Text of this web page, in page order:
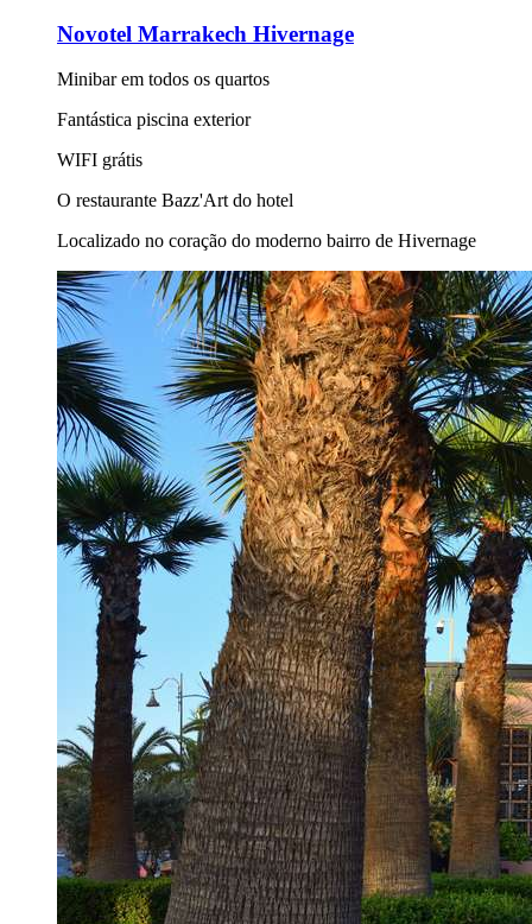
Novotel Marrakech Hivernage
Minibar em todos os quartos
Fantástica piscina exterior
WIFI grátis
O restaurante Bazz'Art do hotel
Localizado no coração do moderno bairro de Hivernage